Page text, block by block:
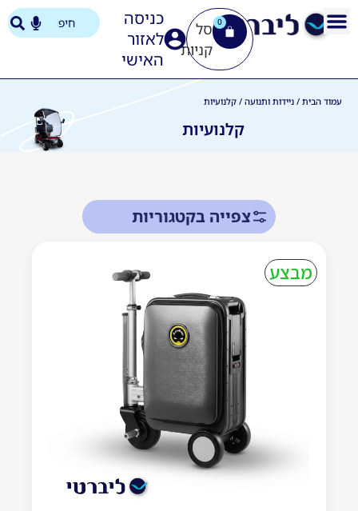
כניסה
לאזור
האישי
0
עמוד הבית / ניידות ותנועה / קלנועיות
קלנועיות
צפייה בקטגוריות
מבצע
כורסאת עיסוי נדנדה יוקרתית - אדום
6,890.00